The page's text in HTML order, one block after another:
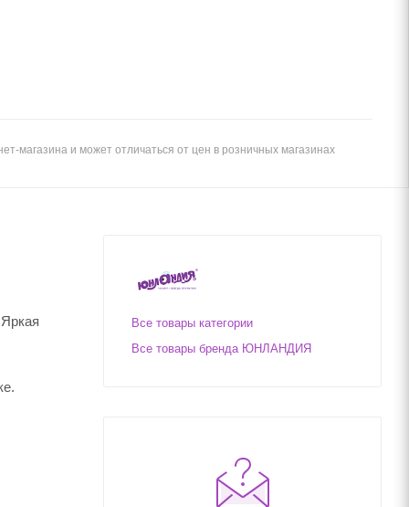
магазина и может отличаться от цен в розничных магазинах
Все товары категории
Все товары бренда ЮНЛАНДИЯ